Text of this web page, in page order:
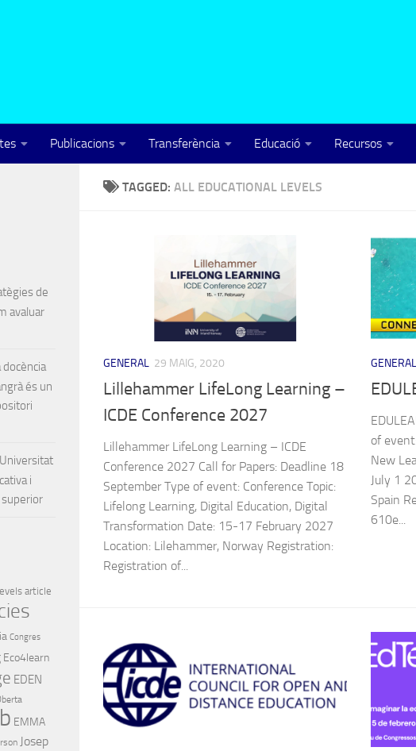
Publicacions Transferència Educació Recursos
TAGGED: ALL EDUCATIONAL LEVELS
GENERAL 29 MAIG, 2020
Lillehammer LifeLong Learning –
ICDE Conference 2027
Lillehammer LifeLong Learning – ICDE
Conference 2027 Call for Papers: Deadline 18
September Type of event: Conference Topic:
Lifelong Learning, Digital Education, Digital
Transformation Date: 15-17 February 2027
Location: Lilehammer, Norway Registration:
Registration of...
GENERAL
of
New
July 1
Spain
610e...
de
avaluar
docència
és un
i
superior
article
Congres
Eco4learn
EDEN
EMMA
Josep